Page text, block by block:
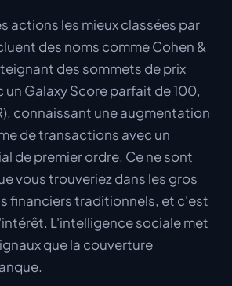
actions les mieux classées par
des noms comme Cohen &
des sommets de prix
Galaxy Score parfait de 100,
connaissant une augmentation
de transactions avec un
de premier ordre. Ce ne sont
vous trouveriez dans les gros
financiers traditionnels, et c'est
L'intelligence sociale met
que la couverture